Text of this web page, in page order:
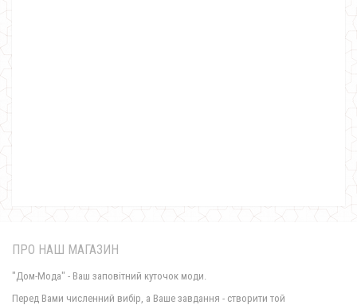
ПРО НАШ МАГАЗИН
"Дом-Мода" - Ваш заповітний куточок моди.
Перед Вами численний вибір, а Ваше завдання - створити той